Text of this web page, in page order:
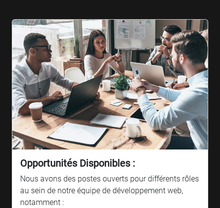
Opportunités Disponibles :
Nous avons des postes ouverts pour différents rôles
au sein de notre équipe de développement web,
notamment :